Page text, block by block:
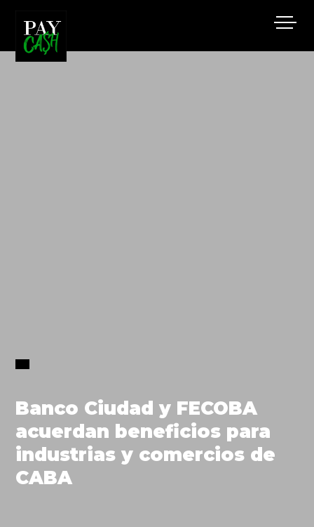
Banco Ciudad y FECOBA
acuerdan beneficios para
industrias y comercios de
CABA